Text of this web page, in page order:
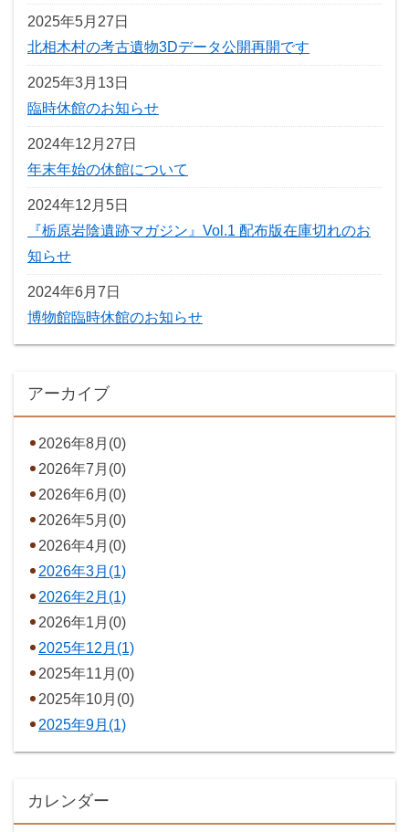
2025年5月27日
北相木村の考古遺物3Dデータ公開再開です
2025年3月13日
臨時休館のお知らせ
2024年12月27日
年末年始の休館について
2024年12月5日
『栃原岩陰遺跡マガジン』Vol.1 配布版在庫切れのお
知らせ
2024年6月7日
博物館臨時休館のお知らせ
アーカイブ
2026年8月(0)
2026年7月(0)
2026年6月(0)
2026年5月(0)
2026年4月(0)
2026年3月(1)
2026年2月(1)
2026年1月(0)
2025年12月(1)
2025年11月(0)
2025年10月(0)
2025年9月(1)
カレンダー